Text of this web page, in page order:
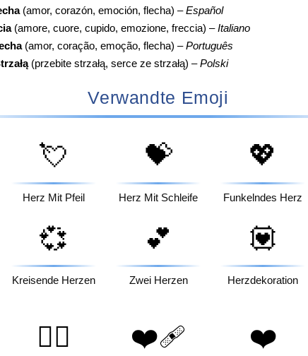
(amor, corazón, emoción, flecha) –Español
(amore, cuore, cupido, emozione, freccia) –Italiano
(amor, coração, emoção, flecha) –Português
(przebite strzałą, serce ze strzałą) –Polski
Verwandte Emoji
💘
Herz Mit Pfeil
💝
Herz Mit Schleife
💖
Funkelndes Herz
💞
Kreisende Herzen
💕
Zwei Herzen
💟
Herzdekoration
❤️‍🔥 ❤️‍🩹 ❤️